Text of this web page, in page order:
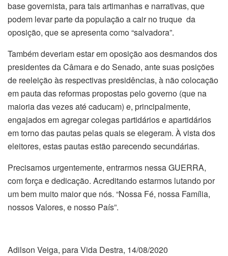
base governista, para tais artimanhas e narrativas, que
podem levar parte da população a cair no truque da
oposição, que se apresenta como “salvadora”.
Também deveriam estar em oposição aos desmandos dos
presidentes da Câmara e do Senado, ante suas posições
de reeleição às respectivas presidências, à não colocação
em pauta das reformas propostas pelo governo (que na
maioria das vezes até caducam) e, principalmente,
engajados em agregar colegas partidários e apartidários
em torno das pautas pelas quais se elegeram. À vista dos
eleitores, estas pautas estão parecendo secundárias.
Precisamos urgentemente, entrarmos nessa GUERRA,
com força e dedicação. Acreditando estarmos lutando por
um bem muito maior que nós. “Nossa Fé, nossa Família,
nossos Valores, e nosso País”.
Adilson Veiga, para Vida Destra, 14/08/2020